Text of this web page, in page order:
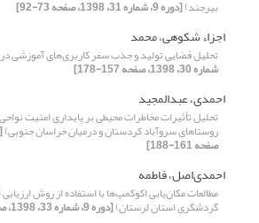
بیرجند)[دوره 9، شماره 31، 1398، صفحه 73-92]
اجزاء شکوهی، محمد
تحلیل فضایی تولید و جذب سفر کاربری‌های آموزشی
شماره 30، 1398، صفحه 157-178]
احمدی، عبدالمجید
تحلیل تأثیرات مخاطرات محیطی بر پایداری امنیت
روستاهای سروآباد کردستان و درمیان خراسان جنوبی)
صفحه 161-188]
احمدی‌‌اصل، فاطمه
گردشگری استان لرستان)[دوره 9، شماره 33، 1398، صفحه 41-56]